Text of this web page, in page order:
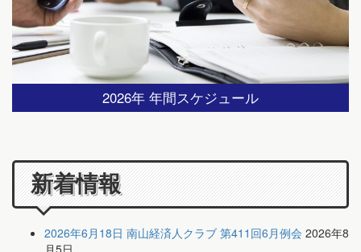
2026年 年間スケジュール
新着情報
2026年6月18日 南山経済人クラブ 第411回6月例会 2026年8